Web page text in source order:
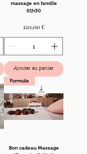
massage en famille
01h30
Prix
120,00 €
Ajouter au panier
Formule
Bon cadeau Massage